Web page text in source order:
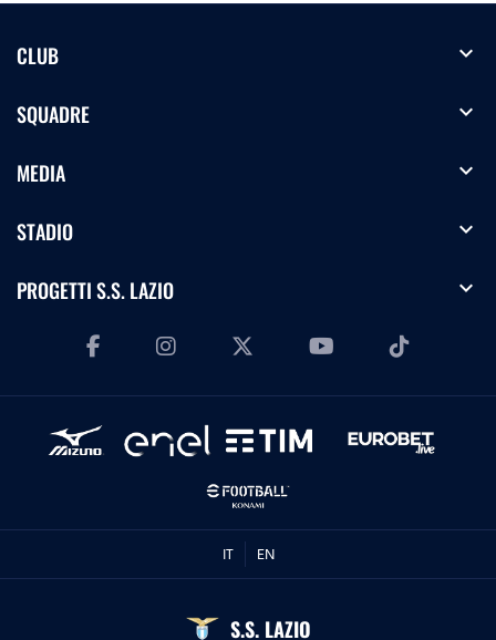
CLUB expand_more
SQUADRE expand_more
MEDIA expand_more
STADIO expand_more
PROGETTI S.S. LAZIO expand_more
IT EN
S.S. LAZIO